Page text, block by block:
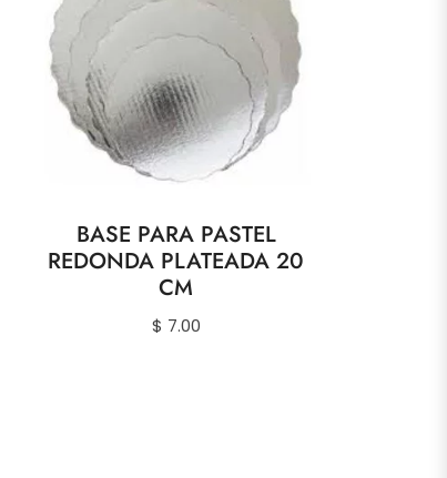
BASE PARA PASTEL
REDONDA PLATEADA 20
CM
Precio
$ 7.00